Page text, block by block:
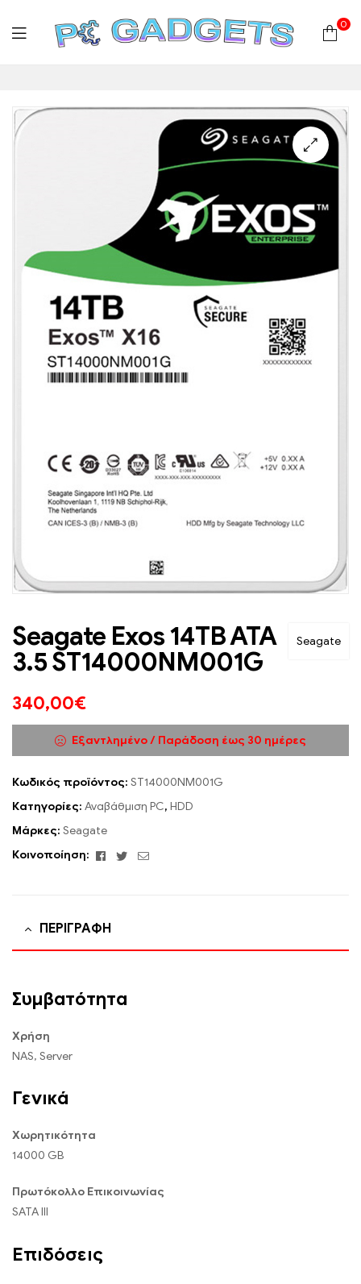
Gadgets
Hardware
|
Αναλώσιμα
0
Seagate
Seagate Exos 14TB ATA
3.5 ST14000NM001G
340,00€
Εξαντλημένο / Παράδοση έως 30 ημέρες
Κωδικός προϊόντος: ST14000NM001G
Κατηγορίες: Αναβάθμιση PC, HDD
Μάρκες: Seagate
Κοινοποίηση:
Facebook
TwitterEmail
ΠΕΡΙΓΡΑΦΉ
Συμβατότητα
Χρήση
NAS, Server
Γενικά
Χωρητικότητα
14000 GB
Πρωτόκολλο Επικοινωνίας
SATA III
Επιδόσεις